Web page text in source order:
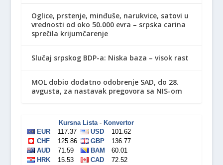
Oglice, prstenje, minđuše, narukvice, satovi u
vrednosti od oko 50.000 evra – srpska carina
sprečila krijumčarenje
Slučaj srpskog BDP-a: Niska baza – visok rast
MOL dobio dodatno odobrenje SAD, do 28.
avgusta, za nastavak pregovora sa NIS-om